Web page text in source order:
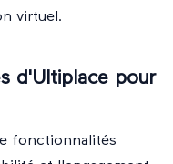
virtuel.
d'Ultiplace pour
fonctionnalités